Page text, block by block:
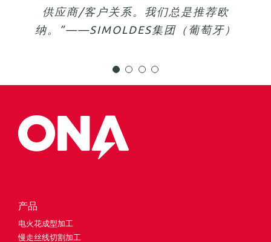
供应商/客户关系。我们总是推荐欧
纳。”——SIMOLDES集团（葡萄牙）
火花线切割加工机床。此外，它非常
可靠，一周七天无需人工监管就能正
割速度。”——STICKEL公司（德国）
了他们的技术能力和专业知识，我们
才能够满足像Safran这样的客户的需
后，确保了工作时长，提高了加工质
量。这一项投资有利于我们未来的发
CONCOURS MOLD（美国）
https://www.youtube.com/watch?
产品
电火花成型加工
慢走丝线切割加工